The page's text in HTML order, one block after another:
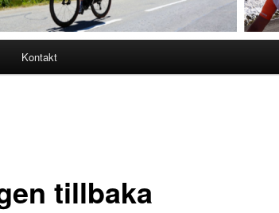
Kontakt
tillbaka